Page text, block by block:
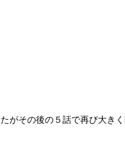
がその後の５話で再び大き